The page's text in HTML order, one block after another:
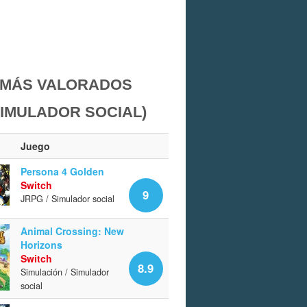
MÁS VALORADOS
SOCIAL)
Juego
Persona 4 Golden
9
Switch
JRPG / Simulador social
Animal Crossing: New
Horizons
8.9
Switch
Simulación / Simulador
social